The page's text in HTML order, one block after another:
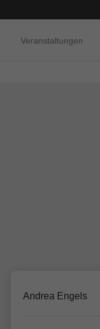
Veranstaltungen
Andrea Engels